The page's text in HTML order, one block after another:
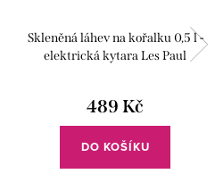
Skleněná láhev na kořalku 0,5 l -
elektrická kytara Les Paul
489 Kč
DO KOŠÍKU